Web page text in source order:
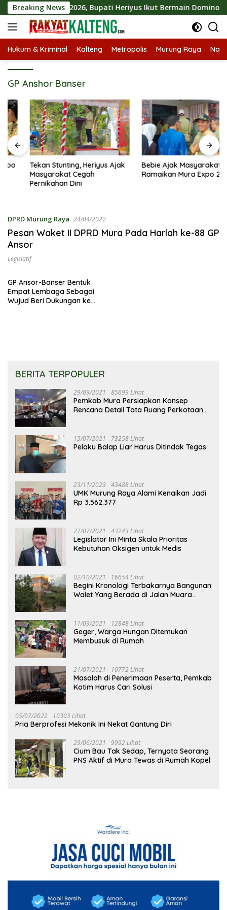
Langsung
ke
konten
Breaking News
Mura Expo 2026, Bupati Heriyus Ikut Bermain Domino
Hukum & Kriminal Kalteng Metropolis Murung Raya
GP Anshor Banser
Tekan Stunting, Heriyus Ajak
Masyarakat Cegah
Pernikahan Dini
Bebie Ajak Masyarakat
Ramaikan Mura Expo 2026
DPRD Murung Raya 24/04/2022
Pesan Waket II DPRD Mura Pada Harlah ke-88 GP
Ansor
Legislatif
GP Ansor-Banser Bentuk
Empat Lembaga Sebagai
Wujud Beri Dukungan ke
BERITA TERPOPULER
29/09/2021 85699 Lihat
Pemkab Mura Persiapkan Konsep
Rencana Detail Tata Ruang Perkotaan
15/07/2021 73258 Lihat
Pelaku Balap Liar Harus Ditindak Tegas
23/11/2023 43488 Lihat
UMK Murung Raya Alami Kenaikan Jadi
Rp 3.562.377
27/07/2021 43243 Lihat
Legislator Ini Minta Skala Prioritas
Kebutuhan Oksigen untuk Medis
02/10/2021 16654 Lihat
Begini Kronologi Terbakarnya Bangunan
Walet Yang Berada di Jalan Muara
11/09/2021 12848 Lihat
Geger, Warga Hungan Ditemukan
Membusuk di Rumah
21/07/2021 10772 Lihat
Masalah di Penerimaan Peserta, Pemkab
Kotim Harus Cari Solusi
05/07/2022 10303 Lihat
Pria Berprofesi Mekanik Ini Nekat Gantung Diri
29/06/2021 9992 Lihat
Cium Bau Tak Sedap, Ternyata Seorang
PNS Aktif di Mura Tewas di Rumah Kopel